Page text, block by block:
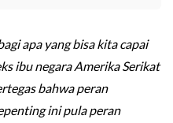
apa yang bisa kita capai
ibu negara Amerika Serikat
bahwa peran
ini pula peran